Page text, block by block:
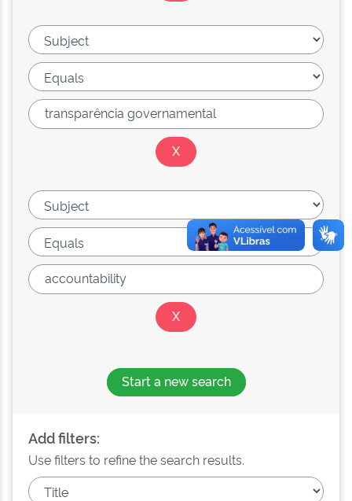
Start a new search
Add filters:
Use filters to refine the search results.